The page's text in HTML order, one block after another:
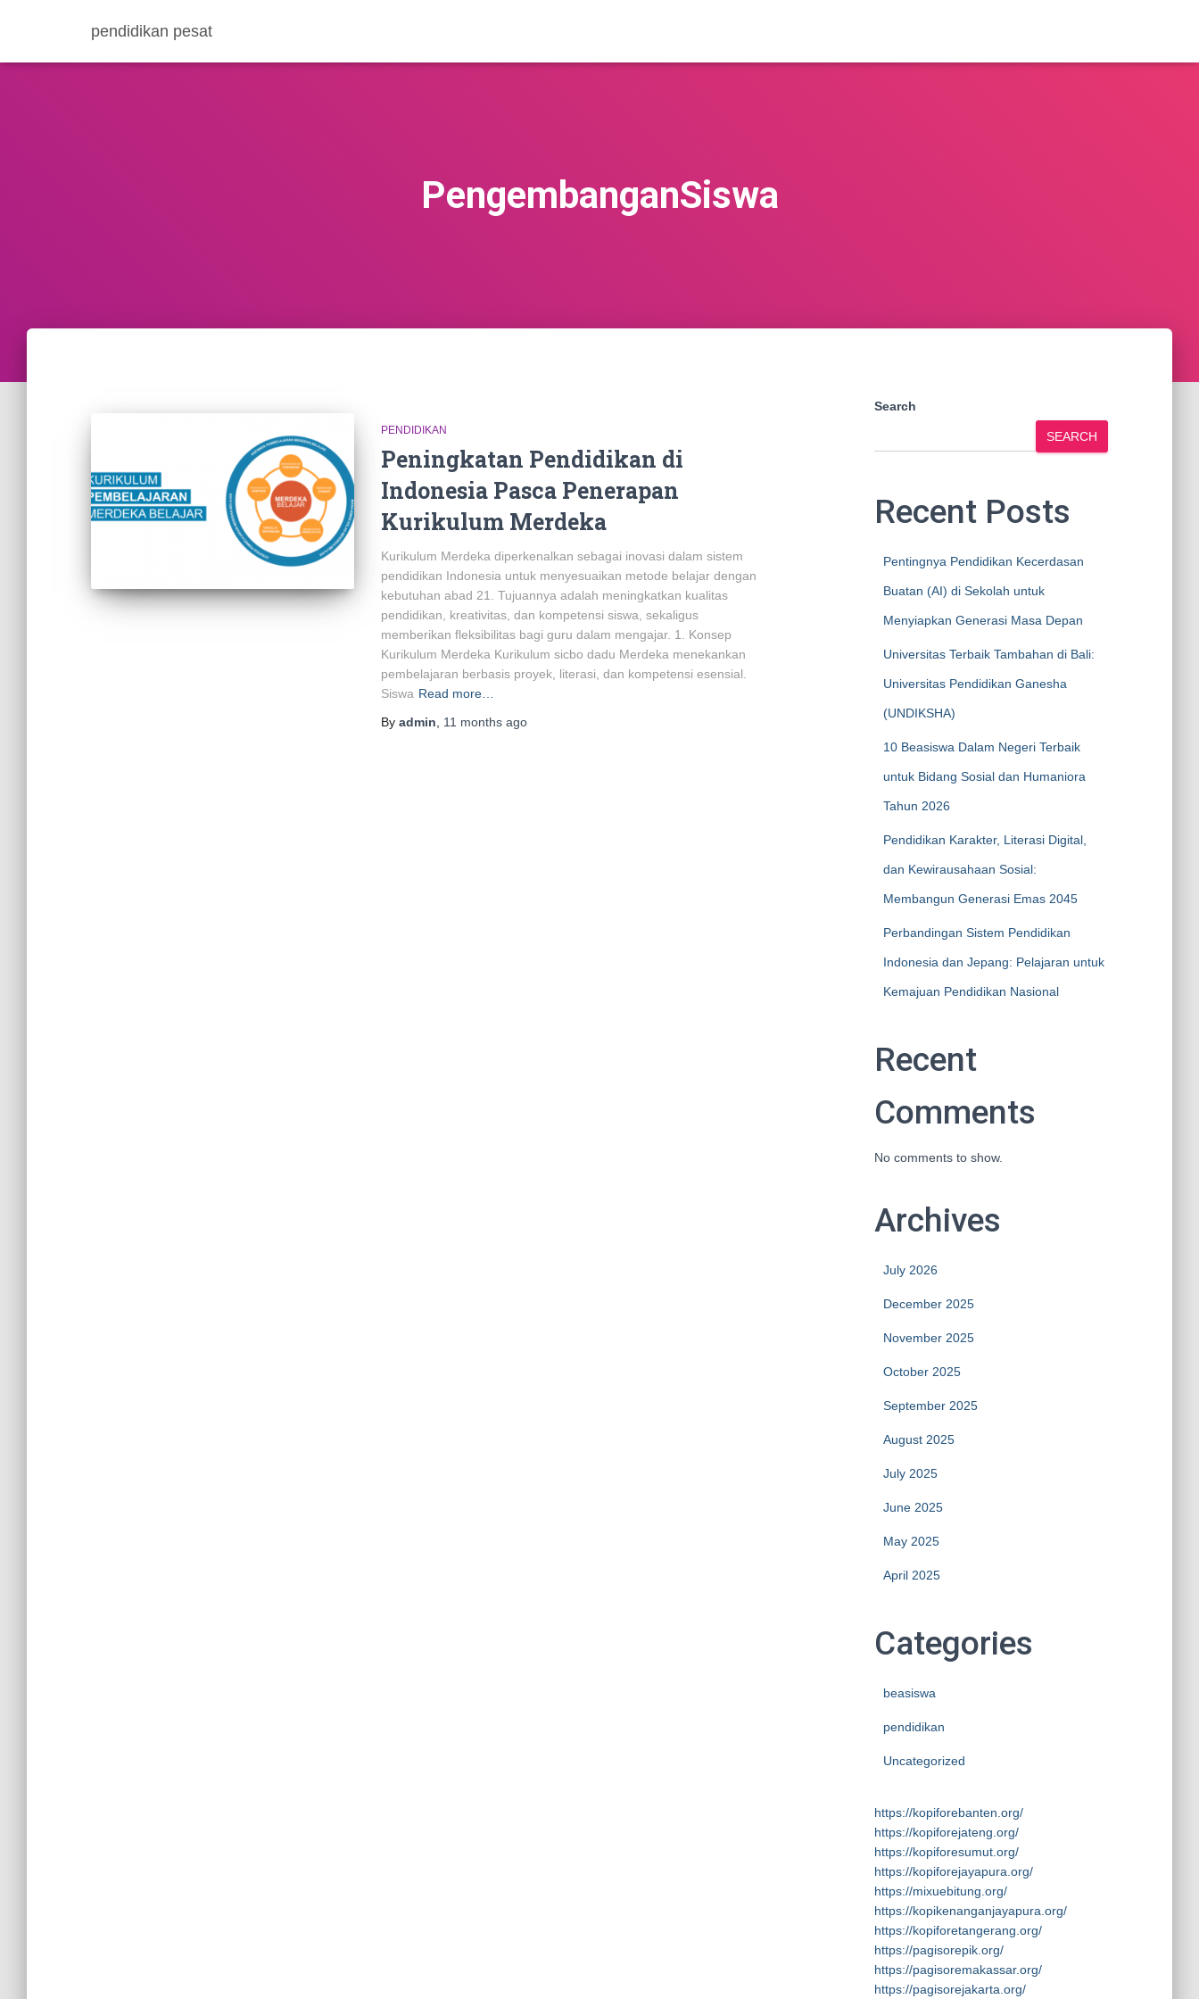
pendidikan pesat
PengembanganSiswa
PENDIDIKAN
Peningkatan Pendidikan di
Indonesia Pasca Penerapan
Kurikulum Merdeka
Kurikulum Merdeka diperkenalkan sebagai inovasi dalam sistem
pendidikan Indonesia untuk menyesuaikan metode belajar dengan
kebutuhan abad 21. Tujuannya adalah meningkatkan kualitas
pendidikan, kreativitas, dan kompetensi siswa, sekaligus
memberikan fleksibilitas bagi guru dalam mengajar. 1. Konsep
Kurikulum Merdeka Kurikulum sicbo dadu Merdeka menekankan
pembelajaran berbasis proyek, literasi, dan kompetensi esensial.
Siswa Read more…
By admin 11 months ago
Search
SEARCH
Recent Posts
Pentingnya Pendidikan Kecerdasan
Buatan (AI) di Sekolah untuk
Menyiapkan Generasi Masa Depan
Universitas Terbaik Tambahan di Bali:
Universitas Pendidikan Ganesha
(UNDIKSHA)
10 Beasiswa Dalam Negeri Terbaik
untuk Bidang Sosial dan Humaniora
Tahun 2026
Pendidikan Karakter, Literasi Digital,
dan Kewirausahaan Sosial:
Membangun Generasi Emas 2045
Perbandingan Sistem Pendidikan
Indonesia dan Jepang: Pelajaran untuk
Kemajuan Pendidikan Nasional
Recent
Comments
No comments to show.
Archives
July 2026
December 2025
November 2025
October 2025
September 2025
August 2025
July 2025
June 2025
May 2025
April 2025
Categories
beasiswa
pendidikan
Uncategorized
https://kopiforebanten.org/
https://kopiforejateng.org/
https://kopiforesumut.org/
https://kopiforejayapura.org/
https://mixuebitung.org/
https://kopikenanganjayapura.org/
https://kopiforetangerang.org/
https://pagisorepik.org/
https://pagisoremakassar.org/
https://pagisorejakarta.org/